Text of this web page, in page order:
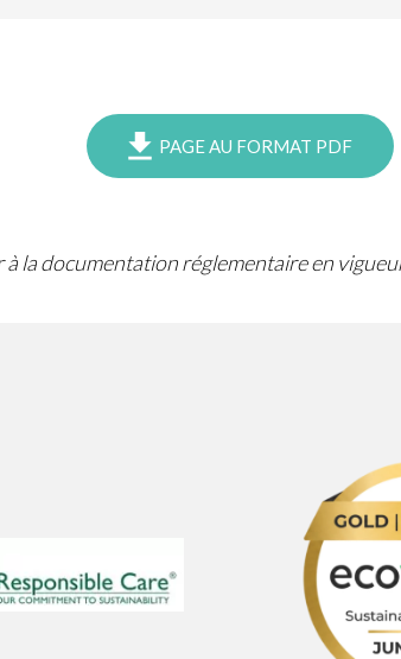
PAGE AU FORMAT PDF
la documentation réglementaire en